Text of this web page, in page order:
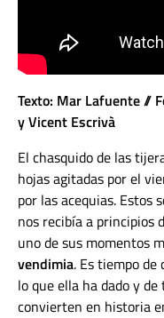
Texto: Mar Lafuente //
y Vicent Escrivà
El chasquido de las
hojas agitadas por el
por las acequias. Estos
nos recibía a principios
uno de sus momentos
vendimia. Es tiempo
lo que ella ha dado y
convierten en historia